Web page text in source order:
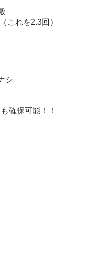
これを2.3回）
シ
確保可能！！